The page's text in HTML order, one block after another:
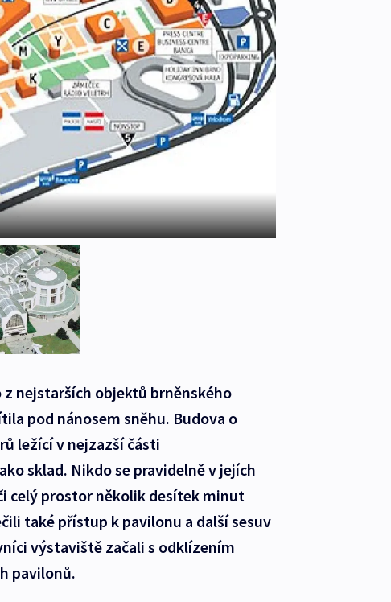
nejstarších objektů brněnského
pod nánosem sněhu. Budova o
ležící v nejzazší části
sklad. Nikdo se pravidelně v jejích
celý prostor několik desítek minut
také přístup k pavilonu a další sesuv
výstaviště začali s odklízením
pavilonů.